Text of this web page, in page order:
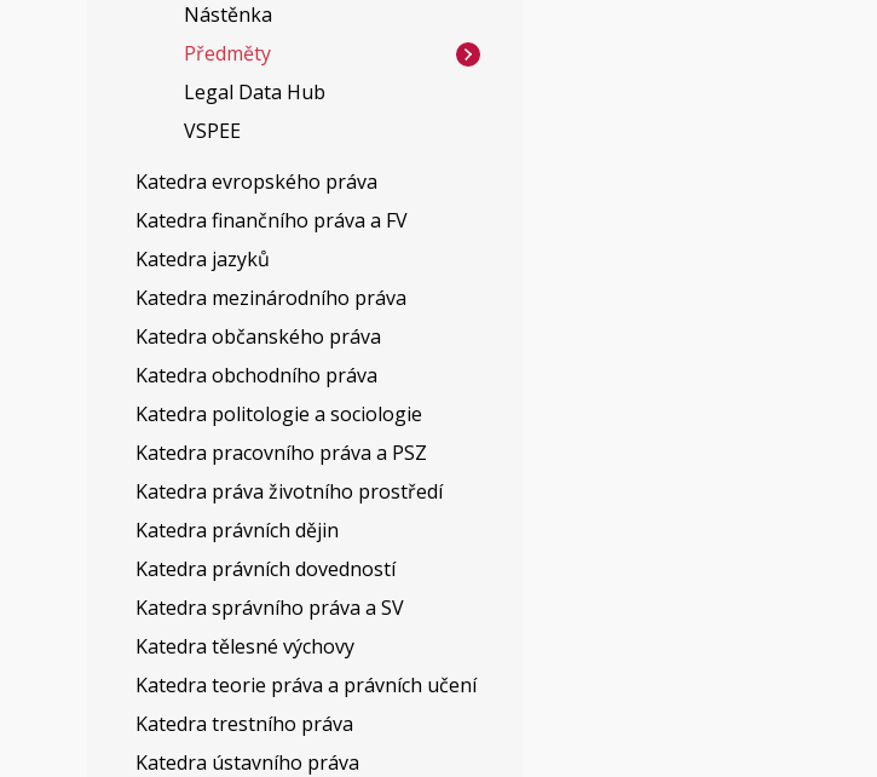
Nástěnka
Předměty
Legal Data Hub
VSPEE
Katedra evropského práva
Katedra finančního práva a FV
Katedra jazyků
Katedra mezinárodního práva
Katedra občanského práva
Katedra obchodního práva
Katedra politologie a sociologie
Katedra pracovního práva a PSZ
Katedra práva životního prostředí
Katedra právních dějin
Katedra právních dovedností
Katedra správního práva a SV
Katedra tělesné výchovy
Katedra teorie práva a právních učení
Katedra trestního práva
Katedra ústavního práva